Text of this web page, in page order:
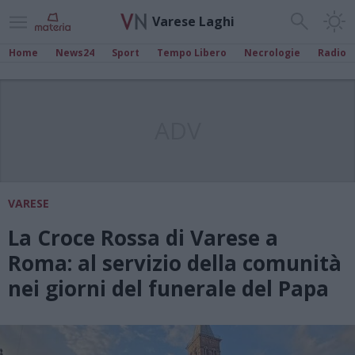
Varese Laghi
Home News24 Sport Tempo Libero Necrologie Radio
VARESE
La Croce Rossa di Varese a
Roma: al servizio della comunità
nei giorni del funerale del Papa